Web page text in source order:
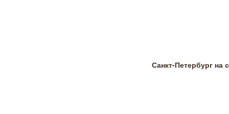
Санкт-Петербург на